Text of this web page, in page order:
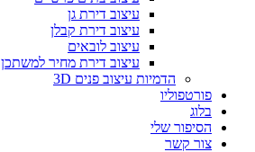
עיצוב דירת גן
עיצוב דירת קבלן
עיצוב לובאים
עיצוב דירת מחיר למשתכן
הדמיות עיצוב פנים 3D
פורטפוליו
בלוג
הסיפור שלי
צור קשר